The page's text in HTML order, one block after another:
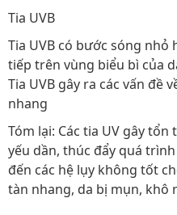
Tia UVB
Tia UVB có bước sóng nhỏ
tiếp trên vùng biểu bì của
Tia UVB gây ra các vấn đề
nhang
Tóm lại: Các tia UV gây
yếu dần, thúc đẩy quá
đến các hệ lụy không tốt
tàn nhang, da bị mụn, khô